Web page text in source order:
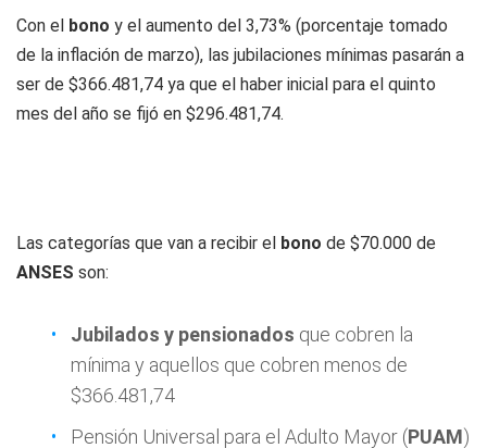
Con el bono y el aumento del 3,73% (porcentaje tomado
de la inflación de marzo), las jubilaciones mínimas pasarán a
ser de $366.481,74 ya que el haber inicial para el quinto
mes del año se fijó en $296.481,74.
Las categorías que van a recibir el bono de $70.000 de
ANSES son:
Jubilados y pensionados que cobren la
mínima y aquellos que cobren menos de
$366.481,74
Pensión Universal para el Adulto Mayor (PUAM)